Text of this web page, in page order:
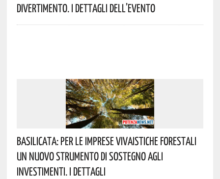
Divertimento. I Dettagli Dell’evento
Basilicata: Per Le Imprese Vivaistiche Forestali
Un Nuovo Strumento Di Sostegno Agli
Investimenti. I Dettagli